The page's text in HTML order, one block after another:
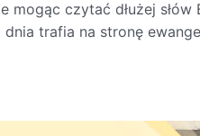
mogąc czytać dłużej
trafia na stronę
on całkowitej pewności, że
Jego szansa na